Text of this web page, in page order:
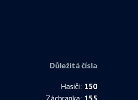
Důležitá čísla
Hasiči: 150
Záchranka: 155